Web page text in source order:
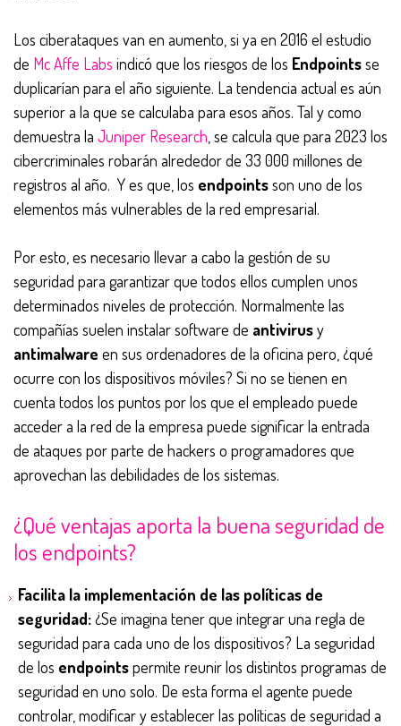
Los ciberataques van en aumento, si ya en 2016 el estudio
de Mc Affe Labs indicó que los riesgos de los Endpointsse
duplicarían para el año siguiente. La tendencia actual es aún
superior a la que se calculaba para esos años. Tal y como
demuestra la Juniper Research , se calcula que para 2023 los
cibercriminales robarán alrededor de 33 000 millones de
registros al año. Y es que, los endpointsson uno de los
elementos más vulnerables de la red empresarial.
Por esto, es necesario llevar a cabo la gestión de su
seguridad para garantizar que todos ellos cumplen unos
determinados niveles de protección. Normalmente las
compañías suelen instalar software de antivirusy
antimalware en sus ordenadores de la oficina pero, ¿qué
ocurre con los dispositivos móviles? Si no se tienen en
cuenta todos los puntos por los que el empleado puede
acceder a la red de la empresa puede significar la entrada
de ataques por parte de hackers o programadores que
aprovechan las debilidades de los sistemas.
¿Qué ventajas aporta la buena seguridad de
los endpoints?
Facilita la implementación de las políticas de
seguridad:¿Se imagina tener que integrar una regla de
seguridad para cada uno de los dispositivos? La seguridad
de los endpointspermite reunir los distintos programas de
seguridad en uno solo. De esta forma el agente puede
controlar, modificar y establecer las políticas de seguridad a